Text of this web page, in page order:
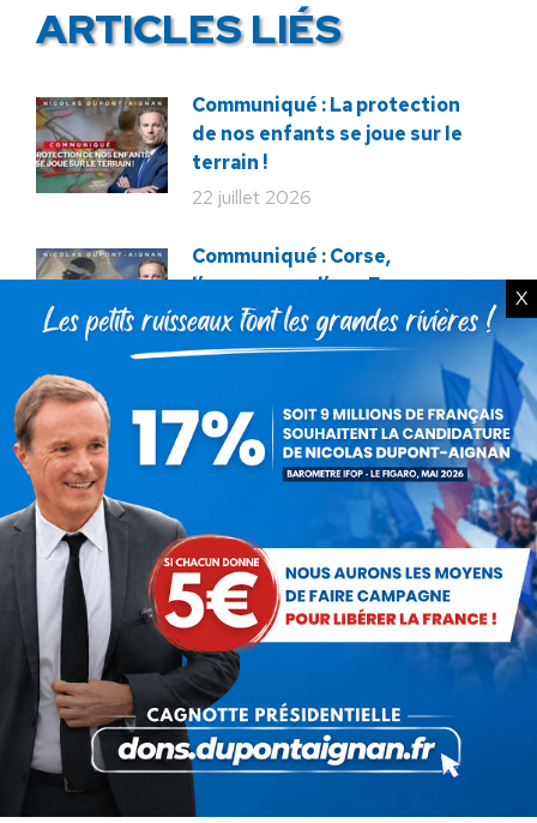
ARTICLES LIÉS
Communiqué : La protection
de nos enfants se joue sur le
terrain !
22 juillet 2026
Communiqué : Corse,
l’engrenage d’une France
fragmentée
26 juin 2026
En ce 18 juin, le meilleur
hommage : libérer à nouveau la
France !
Macron veut tuer notre
élevage !
12 décembre 2025
Service militaire : à quand des
mesures sérieuses et
réalistes ?
28 novembre 2025
X